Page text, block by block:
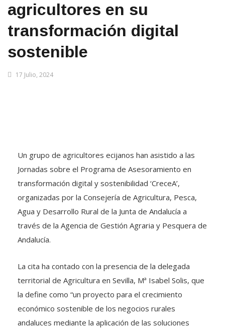
agricultores en su
transformación digital
sostenible
17 Julio, 2024
Un grupo de agricultores ecijanos han asistido a las
Jornadas sobre el Programa de Asesoramiento en
transformación digital y sostenibilidad ‘CreceA’,
organizadas por la Consejería de Agricultura, Pesca,
Agua y Desarrollo Rural de la Junta de Andalucía a
través de la Agencia de Gestión Agraria y Pesquera de
Andalucía.
La cita ha contado con la presencia de la delegada
territorial de Agricultura en Sevilla, Mª Isabel Solis, que
la define como “un proyecto para el crecimiento
económico sostenible de los negocios rurales
andaluces mediante la aplicación de las soluciones